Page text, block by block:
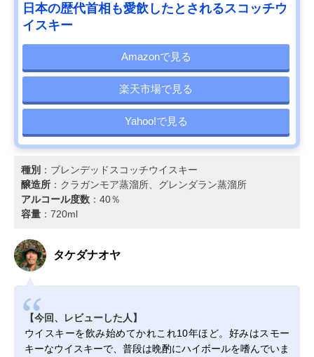
日本の歴代首相も愛飲したとされるスコッチウ
イスキー
Amazonで見る
楽天市場で見る
Yahoo!で見る
種別 ：ブレンデッドスコッチウイスキー
醸造所 ：クラガンモア蒸溜所、グレンダラン蒸溜所
アルコール度数 ：40％
容量 ：720ml
タケダナオヤ
【今回、レビューした人】
ウイスキーを飲み始めてかれこれ10年ほど。好みはスモー
キーなウイスキーで、普段は晩酌にハイボールを嗜んでいま